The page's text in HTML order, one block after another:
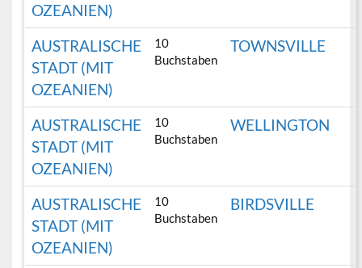
OZEANIEN)
AUSTRALISCHE
STADT (MIT
OZEANIEN)
10
Buchstaben
TOWNSVILLE
AUSTRALISCHE
STADT (MIT
OZEANIEN)
10
Buchstaben
WELLINGTON
AUSTRALISCHE
STADT (MIT
OZEANIEN)
10
Buchstaben
BIRDSVILLE